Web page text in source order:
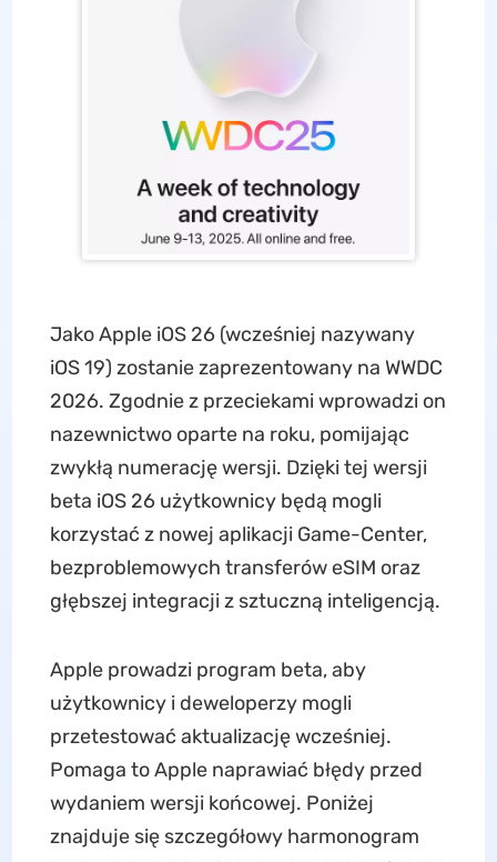
Jako Apple iOS 26 (wcześniej nazywany
iOS 19) zostanie zaprezentowany na WWDC
2026. Zgodnie z przeciekami wprowadzi on
nazewnictwo oparte na roku, pomijając
zwykłą numerację wersji. Dzięki tej wersji
beta iOS 26 użytkownicy będą mogli
korzystać z nowej aplikacji Game-Center,
bezproblemowych transferów eSIM oraz
głębszej integracji z sztuczną inteligencją.
Apple prowadzi program beta, aby
użytkownicy i deweloperzy mogli
przetestować aktualizację wcześniej.
Pomaga to Apple naprawiać błędy przed
wydaniem wersji końcowej. Poniżej
znajduje się szczegółowy harmonogram